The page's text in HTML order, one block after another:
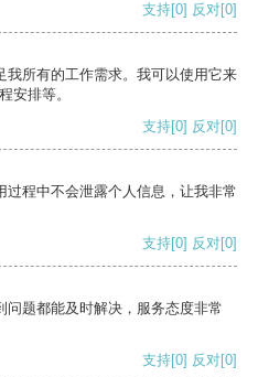
支持[0] 反对[0]
我所有的工作需求。我可以使用它来
安排等。
支持[0] 反对[0]
程中不会泄露个人信息，让我非常
支持[0] 反对[0]
题都能及时解决，服务态度非常
支持[0] 反对[0]